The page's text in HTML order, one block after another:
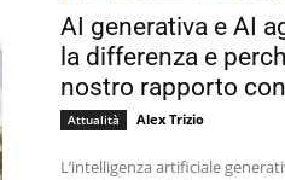
AI generativa e AI
la differenza e
nostro rapporto
Attualità Alex Trizio
L’intelligenza artificiale